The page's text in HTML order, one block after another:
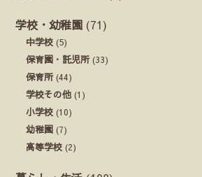
学校・幼稚園 (71)
中学校 (5)
保育園・託児所(33)
保育所(44)
学校その他 (1)
小学校 (10)
幼稚園 (7)
高等学校 (2)